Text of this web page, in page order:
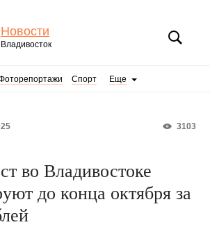
Новости
Владивосток
Спорт Еще
3103
во Владивостоке
до конца октября за